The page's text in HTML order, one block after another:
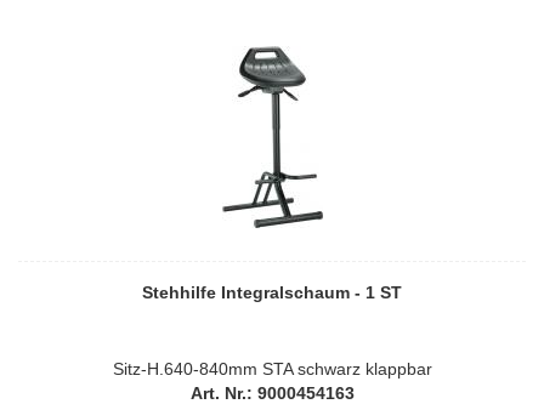
Stehhilfe Integralschaum - 1 ST
Sitz-H.640-840mm STA schwarz klappbar
Art. Nr.: 9000454163